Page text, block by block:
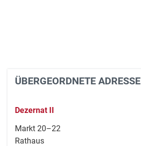
ÜBERGEORDNETE ADRESSE
Dezernat II
Markt 20–22
Rathaus